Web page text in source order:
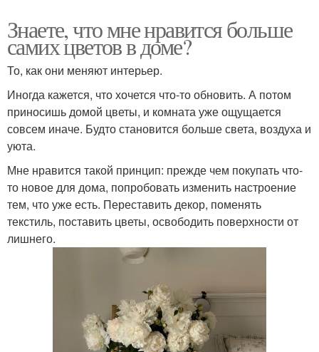
Знаете, что мне нравится больше
самих цветов в доме?
То, как они меняют интерьер.
Иногда кажется, что хочется что-то обновить. А потом
приносишь домой цветы, и комната уже ощущается
совсем иначе. Будто становится больше света, воздуха и
уюта.
Мне нравится такой принцип: прежде чем покупать что-
то новое для дома, попробовать изменить настроение
тем, что уже есть. Переставить декор, поменять
текстиль, поставить цветы, освободить поверхности от
лишнего.